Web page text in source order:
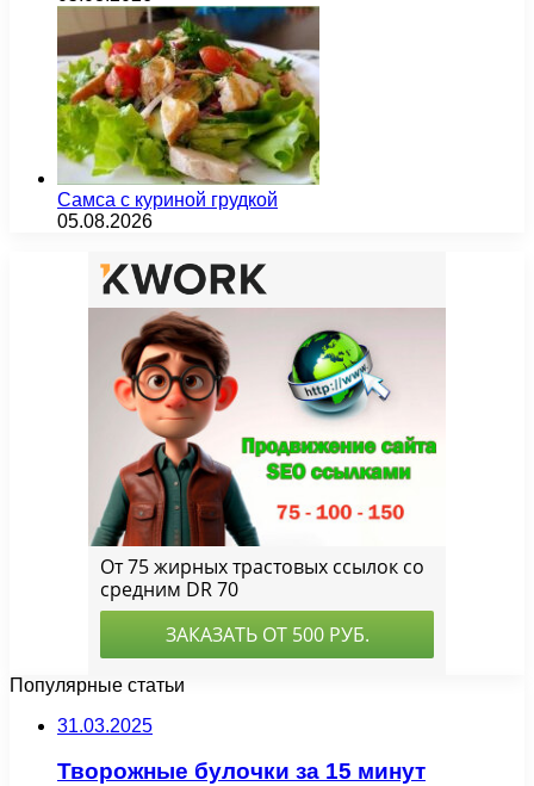
Самса с куриной грудкой
05.08.2026
Популярные статьи
31.03.2025
Творожные булочки за 15 минут